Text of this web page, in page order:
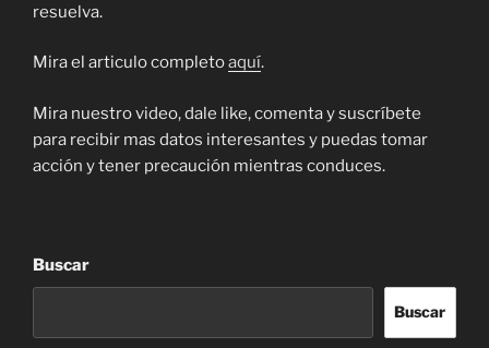
resuelva.
Mira el articulo completoaquí.
Mira nuestro video, dale like, comenta y suscríbete
para recibir mas datos interesantes y puedas tomar
acción y tener precaución mientras conduces.
Buscar
Buscar